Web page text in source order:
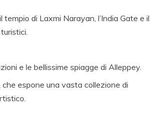
di Laxmi Narayan, l’India Gate e il
e le bellissime spiagge di Alleppey.
espone una vasta collezione di